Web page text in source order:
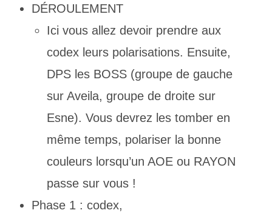
DÉROULEMENT
Ici vous allez devoir prendre aux
codex leurs polarisations. Ensuite,
DPS les BOSS (groupe de gauche
sur Aveila, groupe de droite sur
Esne). Vous devrez les tomber en
même temps, polariser la bonne
couleurs lorsqu’un AOE ou RAYON
passe sur vous !
Phase 1 : codex,